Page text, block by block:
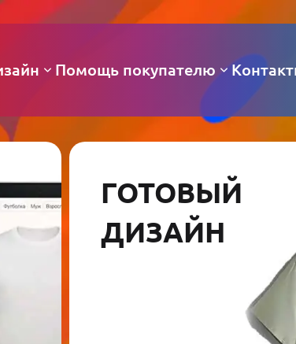
Помощь покупателю
ГОТОВЫЙ
ДИЗАЙН